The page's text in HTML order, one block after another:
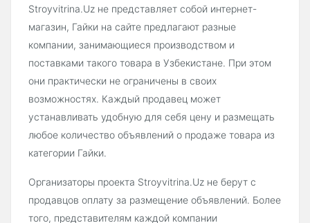
Stroyvitrina.Uz не представляет собой интернет-
магазин, Гайки на сайте предлагают разные
компании, занимающиеся производством и
поставками такого товара в Узбекистане. При этом
они практически не ограничены в своих
возможностях. Каждый продавец может
устанавливать удобную для себя цену и размещать
любое количество объявлений о продаже товара из
категории Гайки.
Организаторы проекта Stroyvitrina.Uz не берут с
продавцов оплату за размещение объявлений. Более
того, представителям каждой компании